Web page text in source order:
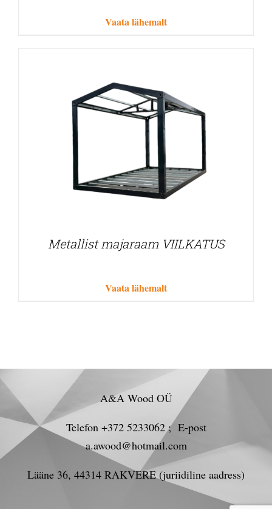
Vaata lähemalt
Metallist majaraam VIILKATUS
Vaata lähemalt
A&A Wood OÜ
Telefon +372 5233062 ; E-post
a.awood@hotmail.com
Lääne 36, 44314 RAKVERE (juriidiline aadress)